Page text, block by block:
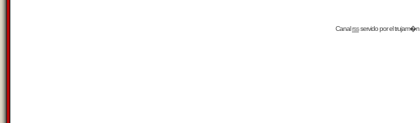
Canalrssservido por eltrujam�n